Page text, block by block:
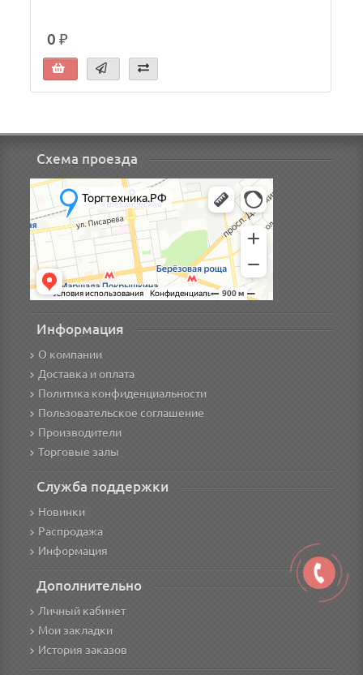
0 ₽
Схема проезда
Информация
О компании
Доставка и оплата
Политика конфиденциальности
Пользовательское соглашение
Производители
Торговые залы
Служба поддержки
Новинки
Распродажа
Информация
Дополнительно
Личный кабинет
Мои закладки
История заказов